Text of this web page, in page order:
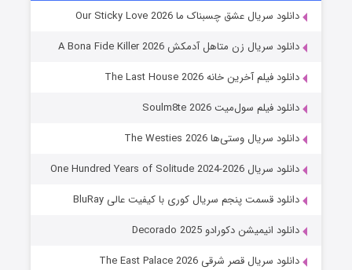
شوهر
عملیات آپارتمان
قسمت۲ (زیرنویس) منتشر شد
دانلود سریال عشق چسبناک ما Our Sticky Love 2026
دانلود سریال زن متاهل آدمکش A Bona Fide Killer 2026
دانلود فیلم آخرین خانه The Last House 2026
دانلود فیلم سول‌میت Soulm8te 2026
دانلود سریال وستی‌ها The Westies 2026
دانلود سریال One Hundred Years of Solitude 2024-2026
دانلود قسمت پنجم سریال کوری با کیفیت عالی BluRay
دانلود انیمیشن دکورادو Decorado 2025
دانلود سریال قصر شرقی The East Palace 2026